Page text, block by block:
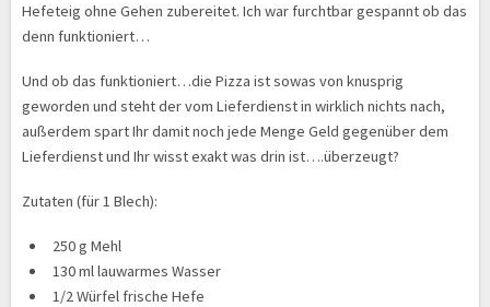
Hefeteig ohne Gehen zubereitet. Ich war furchtbar gespannt ob das
denn funktioniert…
Und ob das funktioniert…die Pizza ist sowas von knusprig
geworden und steht der vom Lieferdienst in wirklich nichts nach,
außerdem spart Ihr damit noch jede Menge Geld gegenüber dem
Lieferdienst und Ihr wisst exakt was drin ist….überzeugt?
Zutaten (für 1 Blech):
250 g Mehl
130 ml lauwarmes Wasser
1/2 Würfel frische Hefe